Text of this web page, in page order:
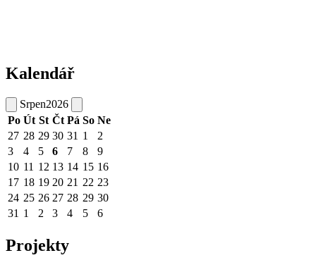
Kalendář
Srpen2026
Po Út St Čt Pá So Ne
27 28 29 30 31 1
2
3
4 5 6 7 8
9
10 11 12 13 14 15 16
17 18 19 20 21 22 23
24 25 26 27 28 29 30
31 1 2 3 4 5 6
Projekty